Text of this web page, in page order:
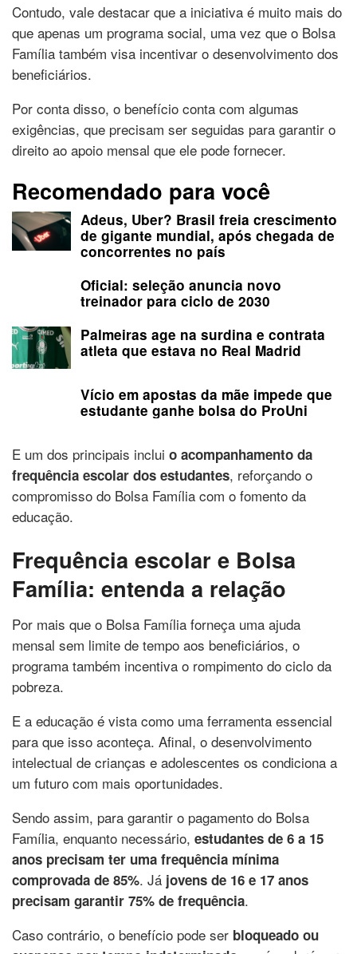
Contudo, vale destacar que a iniciativa é muito mais do
que apenas um programa social, uma vez que o Bolsa
Família também visa incentivar o desenvolvimento dos
beneficiários.
Por conta disso, o benefício conta com algumas
exigências, que precisam ser seguidas para garantir o
direito ao apoio mensal que ele pode fornecer.
Recomendado para você
Adeus, Uber? Brasil freia crescimento
de gigante mundial, após chegada de
concorrentes no país
Oficial: seleção anuncia novo
treinador para ciclo de 2030
Palmeiras age na surdina e contrata
atleta que estava no Real Madrid
Vício em apostas da mãe impede que
estudante ganhe bolsa do ProUni
E um dos principais inclui o acompanhamento da
frequência escolar dos estudantes, reforçando o
compromisso do Bolsa Família com o fomento da
educação.
Frequência escolar e Bolsa
Família: entenda a relação
Por mais que o Bolsa Família forneça uma ajuda
mensal sem limite de tempo aos beneficiários, o
programa também incentiva o rompimento do ciclo da
pobreza.
E a educação é vista como uma ferramenta essencial
para que isso aconteça. Afinal, o desenvolvimento
intelectual de crianças e adolescentes os condiciona a
um futuro com mais oportunidades.
Sendo assim, para garantir o pagamento do Bolsa
Família, enquanto necessário, estudantes de 6 a 15
anos precisam ter uma frequência mínima
comprovada de 85%. Já jovens de 16 e 17 anos
precisam garantir 75% de frequência.
Caso contrário, o benefício pode ser bloqueado ou